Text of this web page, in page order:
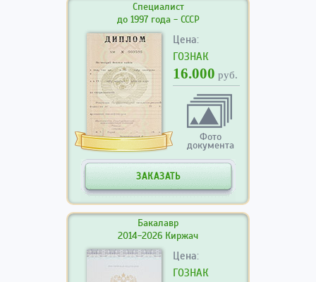
Специалист
до 1997 года - СССР
Цена:
ГОЗНАК
16.000 руб.
Фото
документа
ЗАКАЗАТЬ
Бакалавр
2014-2026 Киржач
Цена:
ГОЗНАК